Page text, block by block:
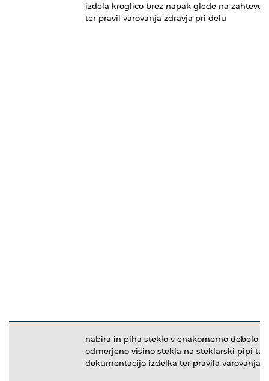
izdela kroglico brez napak glede na zahteve
ter pravil varovanja zdravja pri delu
nabira in piha steklo v enakomerno debelo
odmerjeno višino stekla na steklarski pipi
dokumentacijo izdelka ter pravila varovanja